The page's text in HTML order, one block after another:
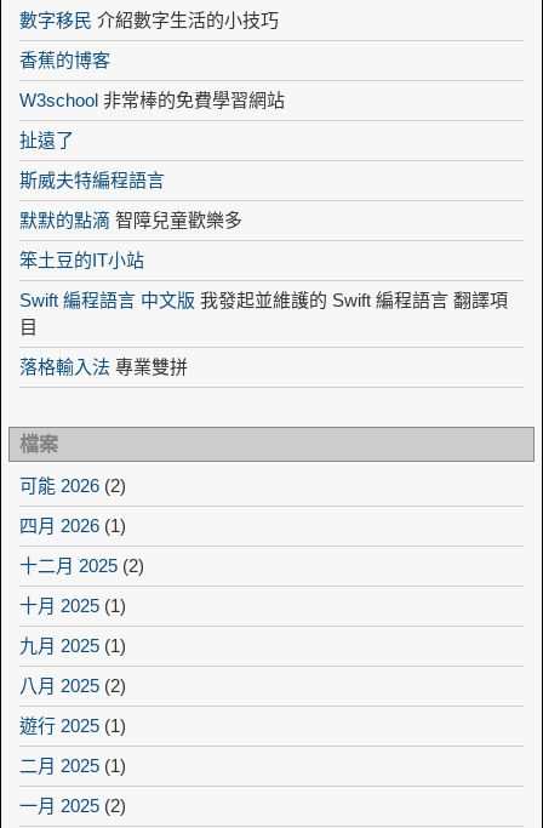
數字移民 介紹數字生活的小技巧
香蕉的博客
W3school 非常棒的免費學習網站
扯遠了
斯威夫特編程語言
默默的點滴 智障兒童歡樂多
笨土豆的IT小站
Swift 編程語言 中文版 我發起並維護的 Swift 編程語言 翻譯項
目
落格輸入法 專業雙拼
檔案
可能 2026 (2)
四月 2026 (1)
十二月 2025 (2)
十月 2025 (1)
九月 2025 (1)
八月 2025 (2)
遊行 2025 (1)
二月 2025 (1)
一月 2025 (2)